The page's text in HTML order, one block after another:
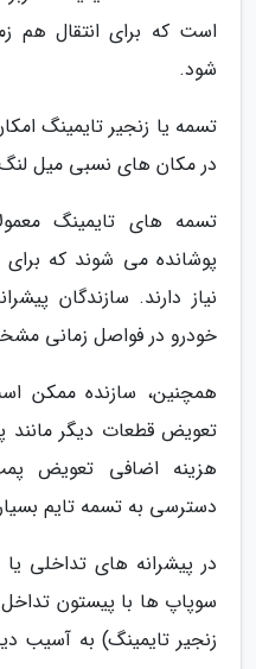
است که برای انتقال هم
شود.
تسمه یا زنجیر تایمینگ
در مکان های نسبی میل
تسمه های تایمینگ
پوشانده می شوند که
نیاز دارند. سازندگان
خودرو در فواصل زمانی
همچنین، سازنده ممکن
تعویض قطعات دیگر مانند
هزینه اضافی تعویض
دسترسی به تسمه تایم
در پیشرانه های تداخلی
سوپاپ ها با پیستون تداخل
زنجیر تایمینگ) به آسیب